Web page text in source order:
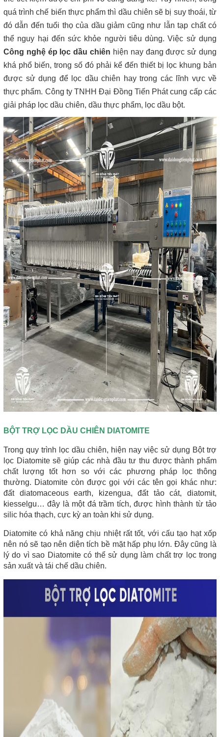
quá trình chế biến thực phẩm thì dầu chiên sẽ bị suy thoái, từ
đó dẫn đến tuổi thọ của dầu giảm cũng như lẫn tạp chất có
Công nghệ ép lọc dầu chiên hiện nay đang được sử dụng
khá phổ biến, trong số đó phải kể đến thiết bị lọc khung bản
được sử dụng để lọc dầu chiên hay trong các lĩnh vực về
thực phẩm. Công ty TNHH Đại Đồng Tiến Phát cung cấp các
giải pháp lọc dầu chiên, dầu thực phẩm, lọc dầu bột.
BỘT TRỢ LỌC DẦU CHIÊN DIATOMITE
Trong quy trình lọc dầu chiên, hiện nay việc sử dụng Bột trợ
lọc Diatomite sẽ giúp các nhà đầu tư thu được thành phẩm
chất lượng tốt hơn so với các phương pháp lọc thông
thường. Diatomite còn được gọi với các tên gọi khác như:
đất diatomaceous earth, kizengua, đất tảo cát, diatomit,
kiesselgu… đây là một đá trầm tích, được hình thành từ tảo
silic hóa thạch, cực kỳ an toàn khi sử dụng.
Diatomite có khả năng chịu nhiệt rất tốt, với cấu tạo hạt xốp
nên nó sẽ tạo nên diện tích bề mặt hấp phụ lớn. Đây cũng là
lý do vì sao Diatomite có thể sử dụng làm chất trợ lọc trong
sản xuất và tái chế dầu chiên.